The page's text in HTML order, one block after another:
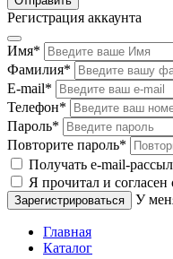
Регистрация аккаунта
Имя*
Фамилия*
E-mail*
Телефон*
Пароль*
Повторите пароль*
Получать e-mail-
Я прочитал и согласен
У
Главная
Каталог